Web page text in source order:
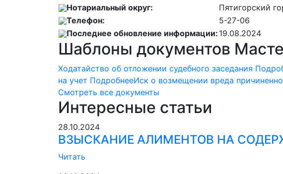
Нотариальный округ:
Пятигорский
Телефон:
5-27-06
Последнее обновление информации: 19.08.2024
Шаблоны документов
Ходатайство об отложении судебного заседания
на учет ПодробнееИск о возмещении вреда
Смотреть все документы
Интересные статьи
28.10.2024
ВЗЫСКАНИЕ АЛИМЕНТОВ НА
Читать